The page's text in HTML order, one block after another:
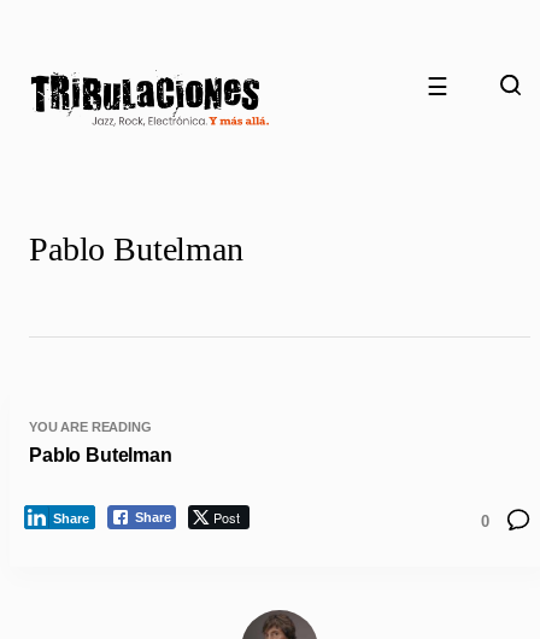
☰
Pablo Butelman
YOU ARE READING
Pablo Butelman
Share Post
Share 0